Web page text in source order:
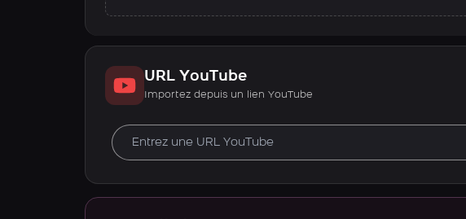
URL YouTube
Importez depuis un lien YouTube